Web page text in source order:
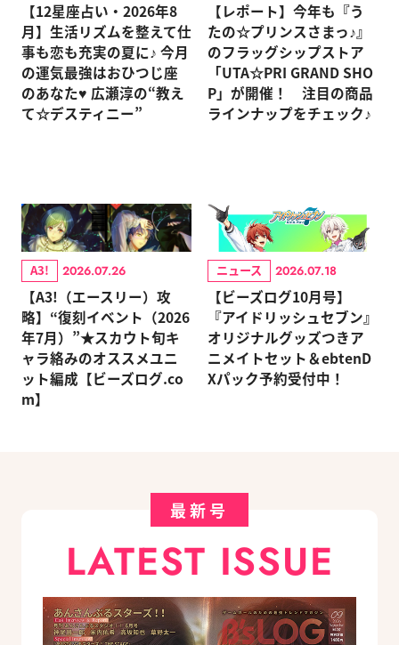
【12星座占い・2026年8
月】生活リズムを整えて仕
事も恋も充実の夏に♪ 今月
の運気最強はおひつじ座
のあなた♥ 広瀬淳の“教え
て☆デスティニー”
【レポート】今年も『う
たの☆プリンスさまっ♪』
のフラッグシップストア
「UTA☆PRI GRAND SHO
P」が開催！ 注目の商品
ラインナップをチェック♪
A3! 2026.07.26
【A3!（エースリー）攻
略】“復刻イベント（2026
年7月）”★スカウト旬キ
ャラ絡みのオススメユニ
ット編成【ビーズログ.co
m】
ニュース 2026.07.18
【ビーズログ10月号】
『アイドリッシュセブン』
オリジナルグッズつきア
ニメイトセット＆ebtenD
Xパック予約受付中！
最新号
LATEST ISSUE